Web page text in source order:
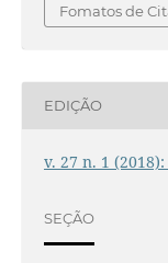
Fomatos de
EDIÇÃO
v. 27 n. 1
SEÇÃO